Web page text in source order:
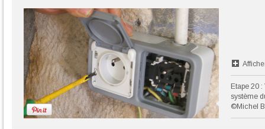
Etape 20
système
©Michel